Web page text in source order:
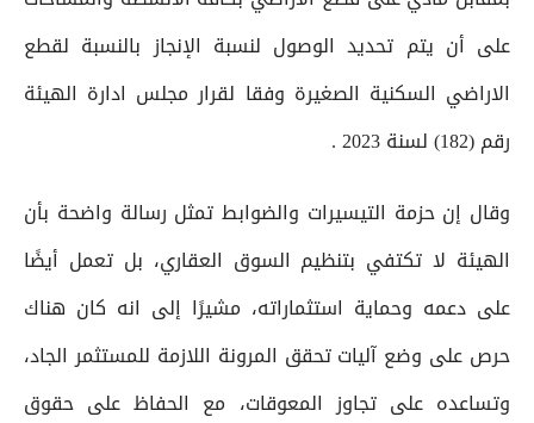
على أن يتم تحديد الوصول لنسبة الإنجاز بالنسبة لقطع
الاراضي السكنية الصغيرة وفقا لقرار مجلس ادارة الهيئة
رقم (182) لسنة 2023 .
وقال إن حزمة التيسيرات والضوابط تمثل رسالة واضحة بأن
الهيئة لا تكتفي بتنظيم السوق العقاري، بل تعمل أيضًا
على دعمه وحماية استثماراته، مشيرًا إلى انه كان هناك
حرص على وضع آليات تحقق المرونة اللازمة للمستثمر الجاد،
وتساعده على تجاوز المعوقات، مع الحفاظ على حقوق